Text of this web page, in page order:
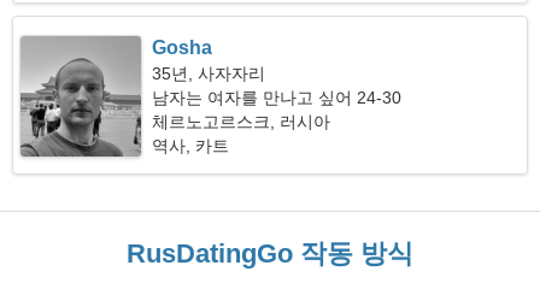
Gosha
35년, 사자자리
남자는 여자를 만나고 싶어 24-30
체르노고르스크, 러시아
역사, 카트
RusDatingGo 작동 방식